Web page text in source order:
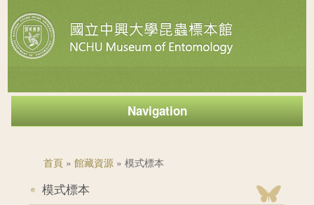
Navigation
首頁 »館藏資源 » 模式標本
模式標本